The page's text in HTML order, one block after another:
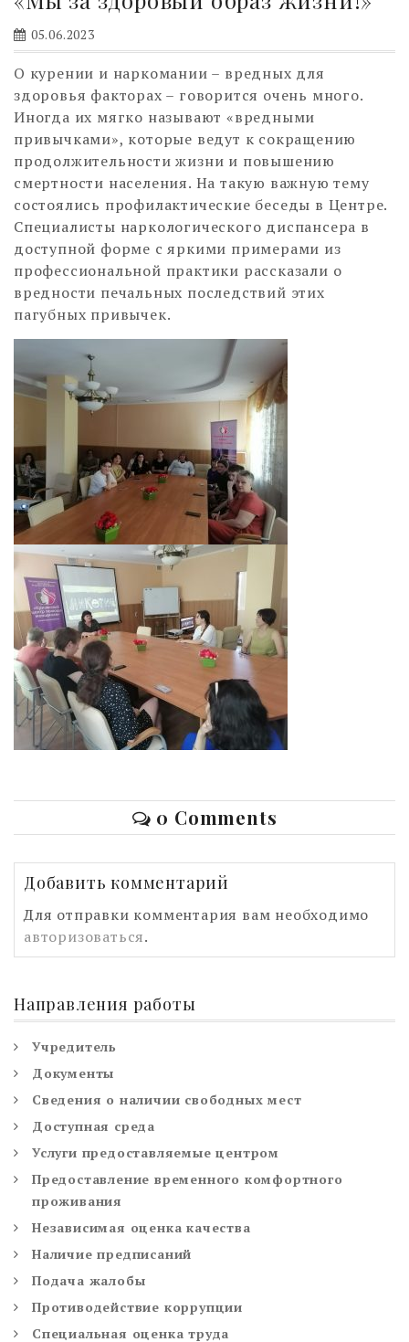
05.06.2023
О курении и наркомании – вредных для
здоровья факторах – говорится очень много.
Иногда их мягко называют «вредными
привычками», которые ведут к сокращению
продолжительности жизни и повышению
смертности населения. На такую важную тему
состоялись профилактические беседы в Центре.
Специалисты наркологического диспансера в
доступной форме с яркими примерами из
профессиональной практики рассказали о
вредности печальных последствий этих
пагубных привычек.
0 Comments
Добавить комментарий
Для отправки комментария вам необходимо
авторизоваться.
Направления работы
Учредитель
Документы
Сведения о наличии свободных мест
Доступная среда
Услуги предоставляемые центром
Предоставление временного комфортного
проживания
Независимая оценка качества
Наличие предписаний
Подача жалобы
Противодействие коррупции
Специальная оценка труда